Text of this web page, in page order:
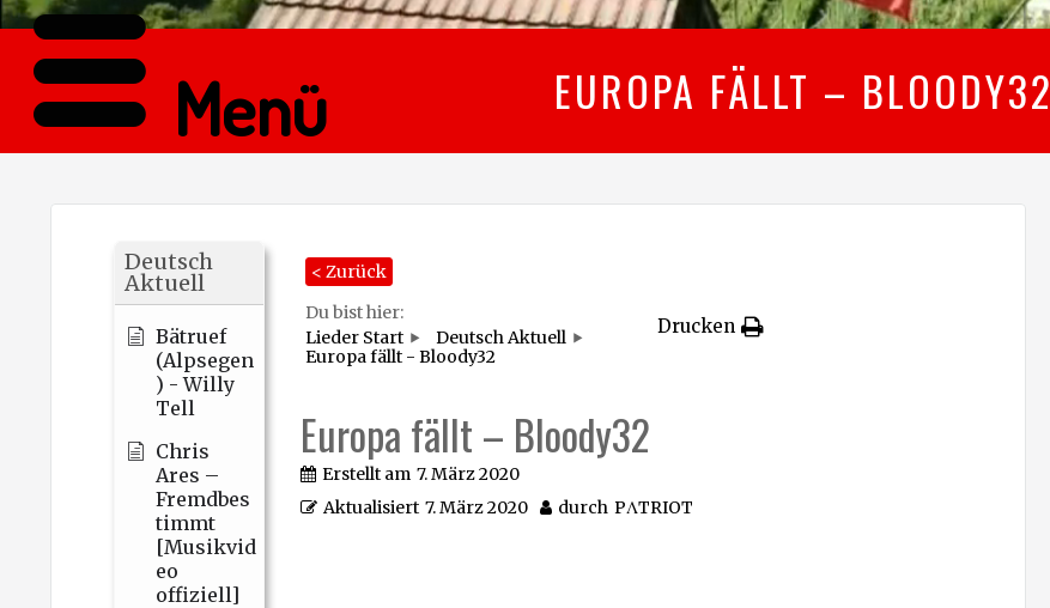
EUROPA FÄLLT – BLOODY32
Deutsch
Aktuell
Bätruef
(Alpsegen
) - Willy
Tell
Chris
Ares –
Fremdbes
timmt
[Musikvid
eo
offiziell]
< Zurück
Du bist hier:
Lieder Start
Deutsch Aktuell
Europa fällt - Bloody32
Drucken
Europa fällt – Bloody32
Erstellt am 7. März 2020
Aktualisiert 7. März 2020 durch PΛTRIOT
Menü